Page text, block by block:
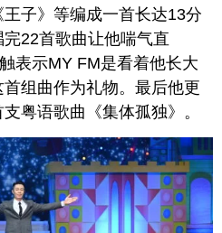
子》等编成一首长达13分
22首歌曲让他喘气直
表示MY FM是看着他长大
组曲作为礼物。最后他更
粤语歌曲《集体孤独》。